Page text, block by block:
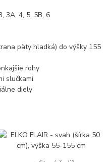
3A, 4, 5, 5B, 6
päty hladká) do výšky 155
rohy
slučkami
diely